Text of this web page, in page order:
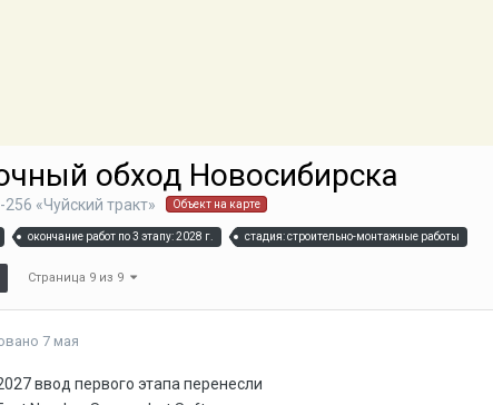
обход Новосибирска
256 «Чуйский тракт» Объект на карте
окончание работ по 3 этапу: 2028 г. стадия: строительно-монтажные работы
Страница 9 из 9
7 мая
ввод первого этапа перенесли